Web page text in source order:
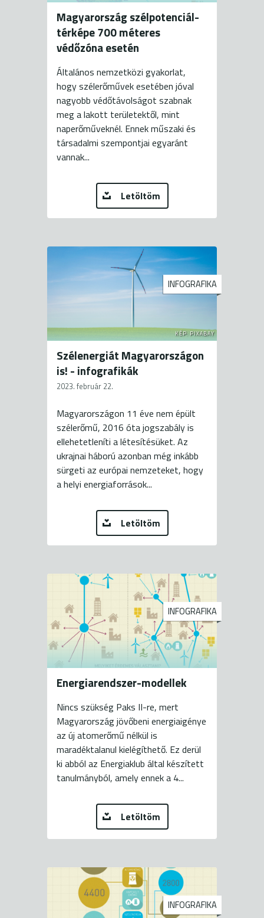
Magyarország szélpotenciál-
térképe 700 méteres
védőzóna esetén
Általános nemzetközi gyakorlat,
hogy szélerőművek esetében jóval
nagyobb védőtávolságot szabnak
meg a lakott területektől, mint
naperőműveknél. Ennek műszaki és
társadalmi szempontjai egyaránt
vannak...
Letöltöm
KÉP: PIXABAY
INFOGRAFIKA
Szélenergiát Magyarországon
is! - infografikák
2023. február 22.
Magyarországon 11 éve nem épült
szélerőmű, 2016 óta jogszabály is
ellehetetleníti a létesítésüket. Az
ukrajnai háború azonban még inkább
sürgeti az európai nemzeteket, hogy
a helyi energiaforrások...
Letöltöm
INFOGRAFIKA
Energiarendszer-modellek
Nincs szükség Paks II-re, mert
Magyarország jövőbeni energiaigénye
az új atomerőmű nélkül is
maradéktalanul kielégíthető. Ez derül
ki abból az Energiaklub által készített
tanulmányból, amely ennek a 4...
Letöltöm
INFOGRAFIKA